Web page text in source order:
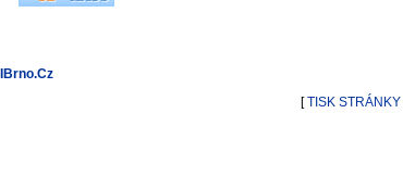
[TISK STRÁNKY